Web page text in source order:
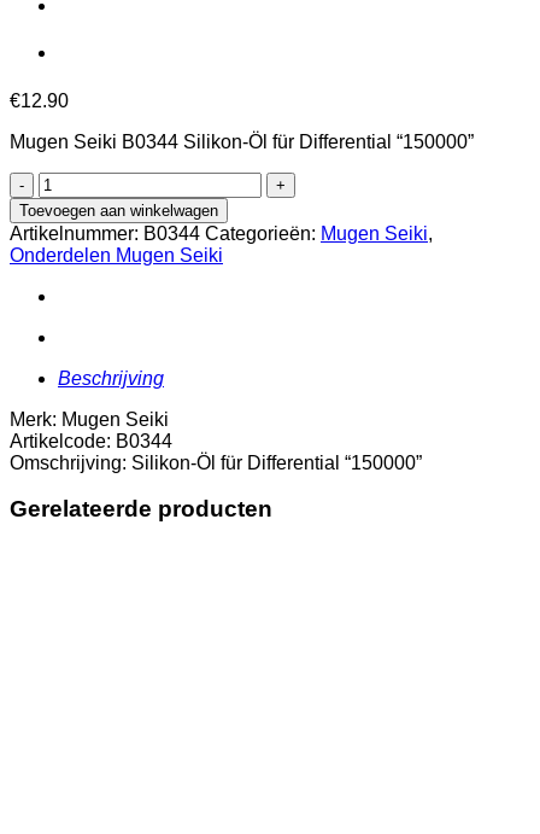
€12.90
Mugen Seiki B0344 Silikon-Öl für Differential “150000”
Silikon-
Öl
für
Differential
"150000"
aantal
Toevoegen aan winkelwagen
Artikelnummer: B0344 Categorieën: Mugen Seiki,
Onderdelen Mugen Seiki
Beschrijving
Merk: Mugen Seiki
Artikelcode: B0344
Omschrijving: Silikon-Öl für Differential “150000”
Gerelateerde producten